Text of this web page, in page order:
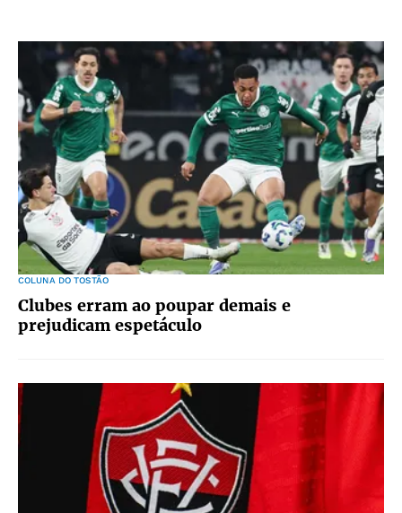
COLUNA DO TOSTÃO
Clubes erram ao poupar demais e
prejudicam espetáculo